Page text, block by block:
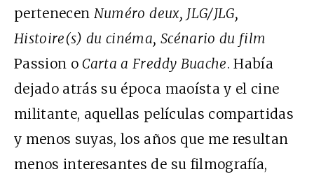
pertenecen Numéro deux, JLG/JLG,
Histoire(s) du cinéma, Scénario du film
Passion oCarta a Freddy Buache. Había
dejado atrás su época maoísta y el cine
militante, aquellas películas compartidas
y menos suyas, los años que me resultan
menos interesantes de su filmografía,